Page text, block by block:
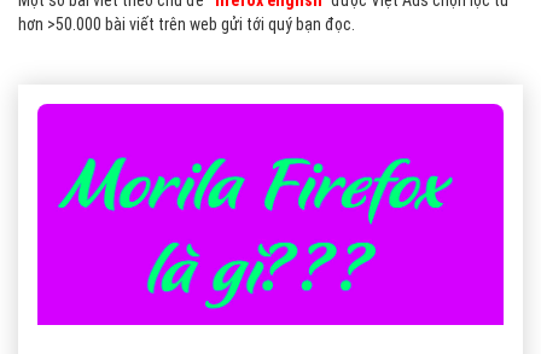
hơn >50.000 bài viết trên web gửi tới quý bạn đọc.